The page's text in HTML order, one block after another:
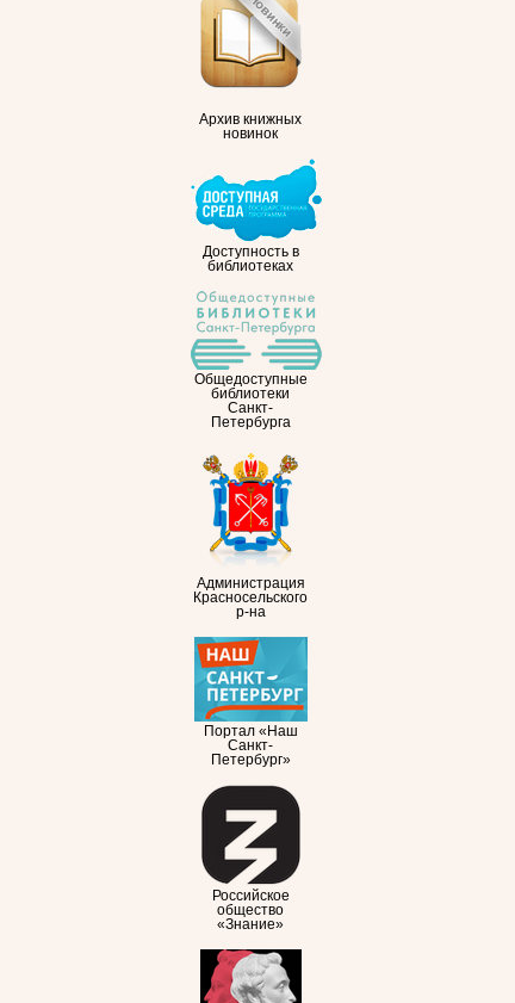
Архив книжных
новинок
Доступность в
библиотеках
Общедоступные
библиотеки
Санкт-
Петербурга
Администрация
Красносельского
р-на
Портал «Наш
Санкт-
Петербург»
Российское
общество
«Знание»